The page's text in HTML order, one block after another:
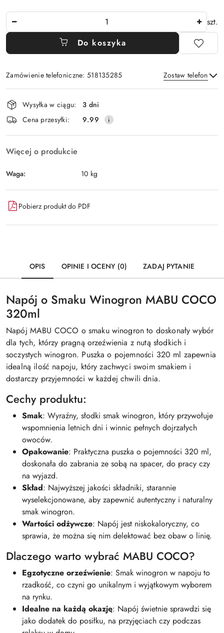
szt.
Do koszyka
Zamówienie telefoniczne: 518135285 Zostaw telefon
Wyślij
Dostępność
i
dostawa
Wysyłka w ciągu:
3 dni
Cena przesyłki:
9.99
Więcej o produkcie
Waga: 10 kg
Pobierz produkt do PDF
OPIS OPINIE I OCENY (0) ZADAJ PYTANIE
Napój o Smaku Winogron MABU COCO
320ml
Napój MABU COCO o smaku winogron to doskonały wybór
dla tych, którzy pragną orzeźwienia z nutą słodkich i
soczystych winogron. Puszka o pojemności 320 ml zapewnia
idealną ilość napoju, który zachwyci swoim smakiem i
dostarczy przyjemności w każdej chwili dnia.
Cechy produktu:
Smak: Wyraźny, słodki smak winogron, który przywołuje
wspomnienia letnich dni i winnic pełnych dojrzałych
owoców.
Opakowanie: Praktyczna puszka o pojemności 320 ml,
doskonała do zabrania ze sobą na spacer, do pracy czy
na wyjazd.
Skład: Najwyższej jakości składniki, starannie
wyselekcjonowane, aby zapewnić autentyczny i naturalny
smak winogron.
Wartości odżywcze: Napój jest niskokaloryczny, co
sprawia, że można się nim delektować bez obaw o linię.
Dlaczego warto wybrać MABU COCO?
Egzotyczne orzeźwienie: Smak winogron w napoju to
rzadkość, co czyni go unikalnym i wyjątkowym wyborem
na rynku.
Idealne na każdą okazję: Napój świetnie sprawdzi się
jako dodatek do posiłku, na przyjęciach czy podczas